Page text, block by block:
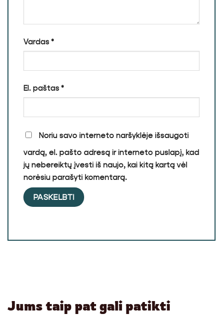
Vardas *
El. paštas *
Noriu savo interneto naršyklėje išsaugoti
vardą, el. pašto adresą ir interneto puslapį, kad
jų nebereiktų įvesti iš naujo, kai kitą kartą vėl
norėsiu parašyti komentarą.
Jums taip pat gali patikti